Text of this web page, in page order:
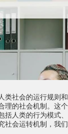
类社会的运行规则和
理的社会机制。这个
人类的行为模式、
社会运转机制，我们